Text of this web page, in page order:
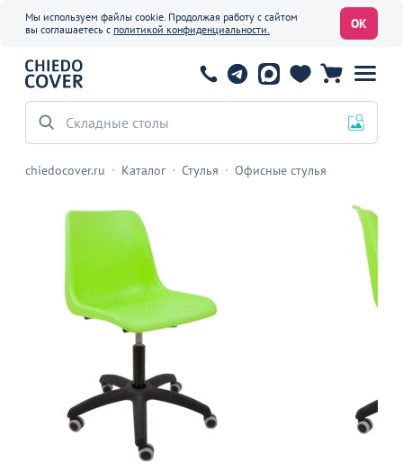
Мы используем файлы cookie. Продолжая работу с сайтом
вы соглашаетесь с политикой конфиденциальности. ОК
Складные столы
chiedocover.ru Каталог Стулья Офисные стулья